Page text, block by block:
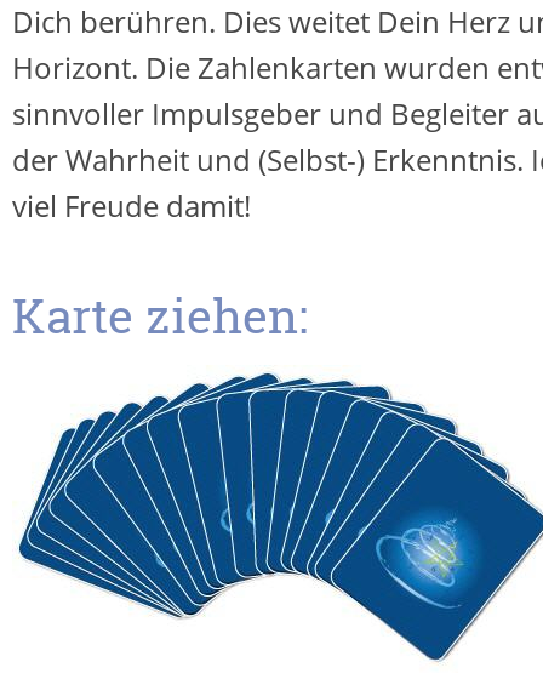
Dich berühren. Dies weitet Dein Herz
Horizont. Die Zahlenkarten wurden
sinnvoller Impulsgeber und Begleiter
der Wahrheit und (Selbst-) Erkenntnis.
viel Freude damit!
Karte ziehen: